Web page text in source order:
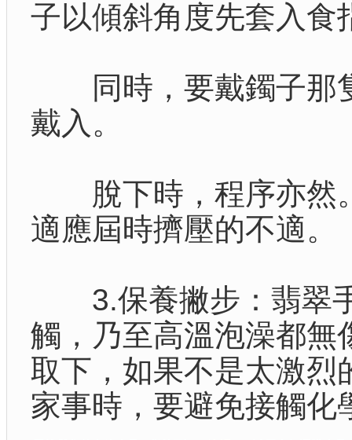
子以傾斜角度先套入食
同時，要戴鐲子那隻
戴入。
脫下時，程序亦然。
適應屆時擠壓的不適。
3.保養撇步：翡翠手
觸，乃至高溫泡澡都無
取下，如果不是太激烈
家事時，要避免接觸化